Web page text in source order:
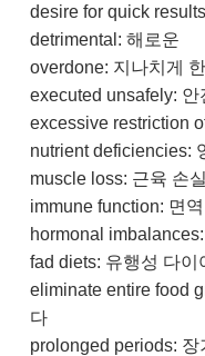
desire for quick
detrimental: 해로운
overdone: 지나치게 한
executed unsafely: 안
excessive restriction
nutrient deficiencies:
muscle loss: 근육 손실
immune function: 면
hormonal
fad diets: 유행성 다이
eliminate entire food
다
prolonged periods: 장